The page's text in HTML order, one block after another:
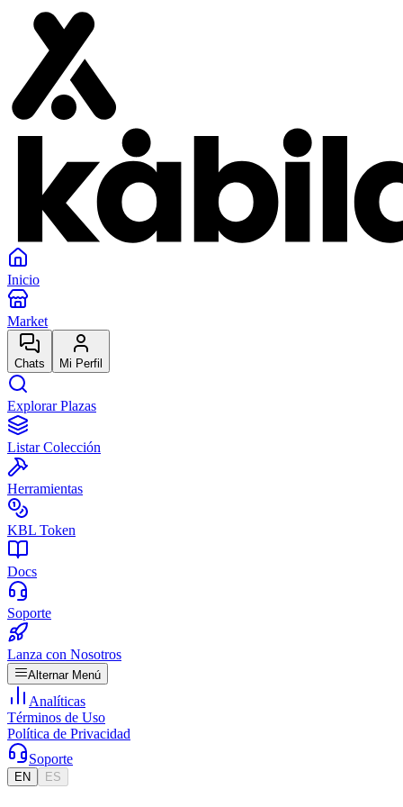
Inicio
Market
Chats Mi Perfil
Explorar Plazas
Listar Colección
Herramientas
KBL Token
Docs
Soporte
Lanza con Nosotros
Alternar Menú
Analíticas
Términos de Uso
Política de Privacidad
Soporte
EN ES